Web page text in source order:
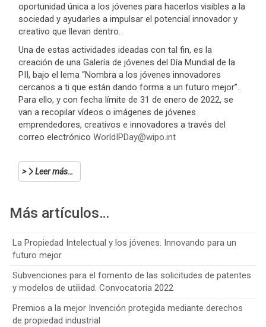
oportunidad única a los jóvenes para hacerlos visibles a la
sociedad y ayudarles a impulsar el potencial innovador y
creativo que llevan dentro.
Una de estas actividades ideadas con tal fin, es la
creación de una Galería de jóvenes del Día Mundial de la
PII, bajo el lema “Nombra a los jóvenes innovadores
cercanos a ti que están dando forma a un futuro mejor”.
Para ello, y con fecha límite de 31 de enero de 2022, se
van a recopilar vídeos o imágenes de jóvenes
emprendedores, creativos e innovadores a través del
correo electrónico WorldIPDay@wipo.int
Leer más…
Más artículos…
La Propiedad Intelectual y los jóvenes. Innovando para un
futuro mejor
Subvenciones para el fomento de las solicitudes de patentes
y modelos de utilidad. Convocatoria 2022
Premios a la mejor Invención protegida mediante derechos
de propiedad industrial